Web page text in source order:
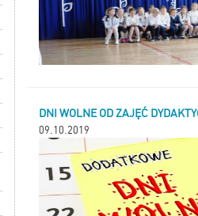
DNI WOLNE OD ZAJĘĆ
09.10.2019